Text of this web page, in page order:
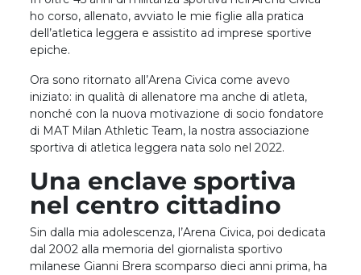
ho corso, allenato, avviato le mie figlie alla pratica
dell’atletica leggera e assistito ad imprese sportive
epiche.
Ora sono ritornato all’Arena Civica come avevo
iniziato: in qualità di allenatore ma anche di atleta,
nonché con la nuova motivazione di socio fondatore
di MAT Milan Athletic Team, la nostra associazione
sportiva di atletica leggera nata solo nel 2022.
Una enclave sportiva
nel centro cittadino
Sin dalla mia adolescenza, l’Arena Civica, poi dedicata
dal 2002 alla memoria del giornalista sportivo
milanese Gianni Brera scomparso dieci anni prima, ha